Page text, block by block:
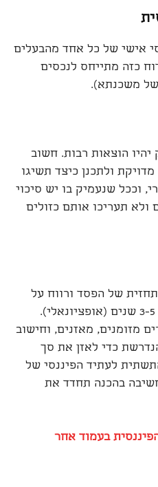
אישי של כל אחד מהבעלים
כזה מתייחס לנכסים
משכנתא).
הוצאות רבות. חשוב
ולתכנן כיצד תשיגו
וככל שנעמיק בו יש סיכוי
תעריכו אותם כזולים
של הפסד ורווח על
פני 12 חודשים, בהתייחס ל 3-5 שנים (אופציונאלי).
מזומנים, מאזנים, וחישוב
כדי לאזן את סך
לעתיד הפיננסי של
בהכנה תחדד את
בעמוד אחר